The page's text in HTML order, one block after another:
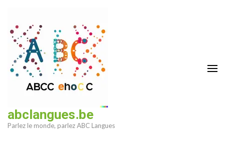
contenu
(Pressez
Entrée)
abclangues.be
Parlez le monde, parlez ABC Langues